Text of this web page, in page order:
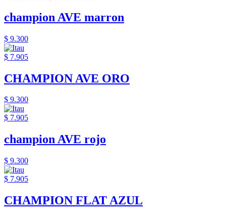
champion AVE marron
$ 9.300
$ 7.905
CHAMPION AVE ORO
$ 9.300
$ 7.905
champion AVE rojo
$ 9.300
$ 7.905
CHAMPION FLAT AZUL